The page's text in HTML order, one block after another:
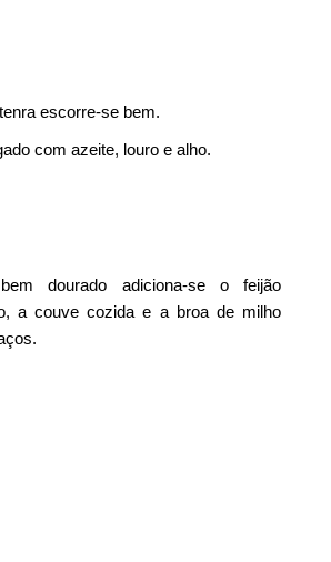
escorre-se bem.
com azeite, louro e alho.
dourado adiciona-se o feijão
a couve cozida e a broa de milho